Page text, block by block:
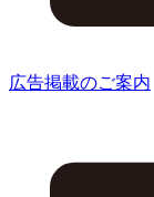
広告掲載のご案内